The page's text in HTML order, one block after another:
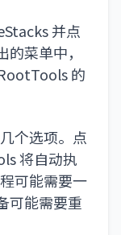
并点
菜单中，
的
个选项。点
将自动执
可能需要一
可能需要重